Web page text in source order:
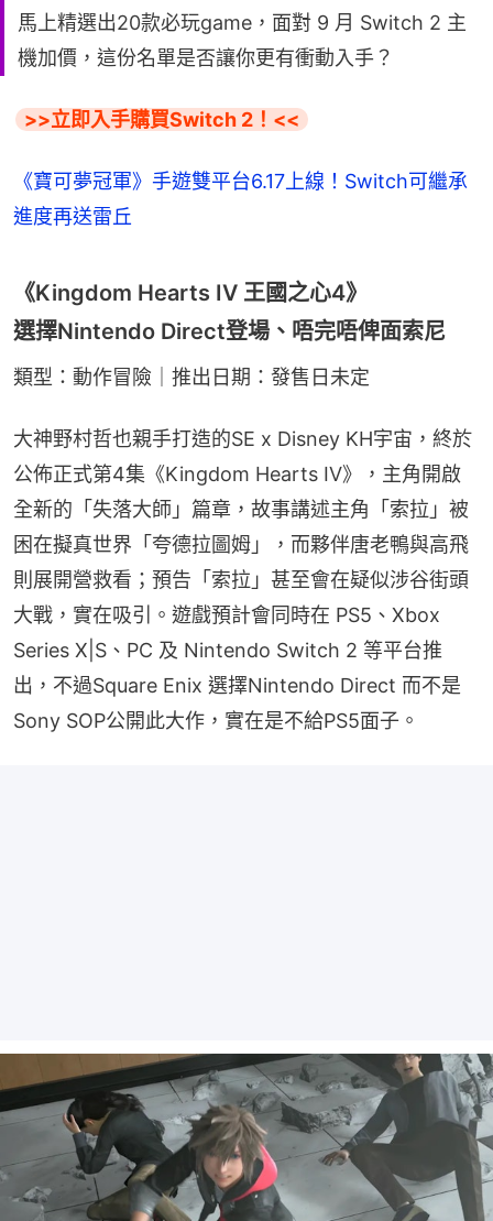
馬上精選出20款必玩game，面對 9 月 Switch 2 主
機加價，這份名單是否讓你更有衝動入手？
>>立即入手購買Switch 2！<<
《寶可夢冠軍》手遊雙平台6.17上線！Switch可繼承
進度再送雷丘
《Kingdom Hearts IV 王國之心4》
選擇Nintendo Direct登場、唔完唔俾面索尼
類型：動作冒險｜推出日期：發售日未定
大神野村哲也親手打造的SE x Disney KH宇宙，終於
公佈正式第4集《Kingdom Hearts IV》，主角開啟
全新的「失落大師」篇章，故事講述主角「索拉」被
困在擬真世界「夸德拉圖姆」，而夥伴唐老鴨與高飛
則展開營救看；預告「索拉」甚至會在疑似涉谷街頭
大戰，實在吸引。遊戲預計會同時在 PS5、Xbox
Series X|S、PC 及 Nintendo Switch 2 等平台推
出，不過Square Enix 選擇Nintendo Direct 而不是
Sony SOP公開此大作，實在是不給PS5面子。